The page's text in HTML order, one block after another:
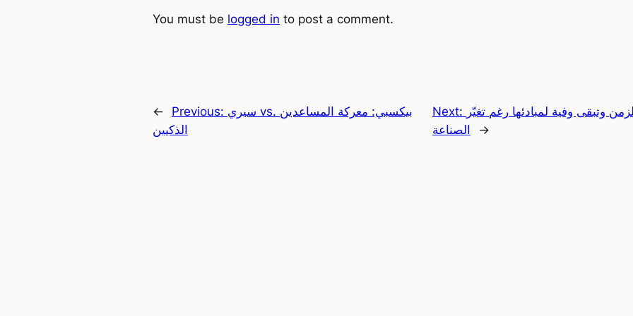
You must be logged in to post a comment.
← Previous: سيري vs. بيكسبي: معركة المساعدين
الذكيين
Next: وتبقى وفية لمبادئها رغم تغيّر
الصناعة
→